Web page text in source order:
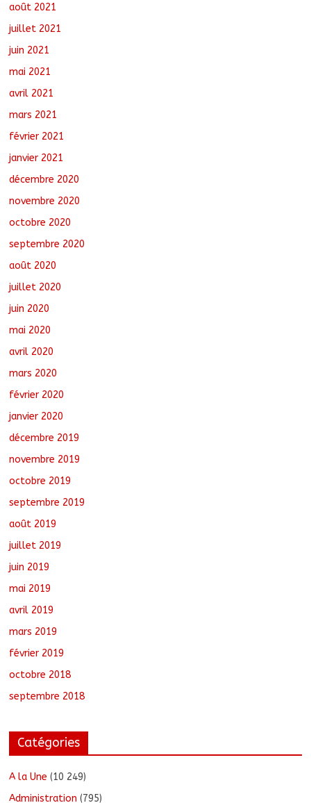
août 2021
juillet 2021
juin 2021
mai 2021
avril 2021
mars 2021
février 2021
janvier 2021
décembre 2020
novembre 2020
octobre 2020
septembre 2020
août 2020
juillet 2020
juin 2020
mai 2020
avril 2020
mars 2020
février 2020
janvier 2020
décembre 2019
novembre 2019
octobre 2019
septembre 2019
août 2019
juillet 2019
juin 2019
mai 2019
avril 2019
mars 2019
février 2019
octobre 2018
septembre 2018
Catégories
A la Une (10 249)
Administration (795)